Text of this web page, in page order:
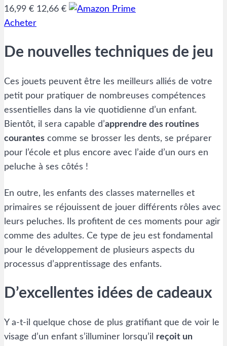
16,99 € 12,66 €
Acheter
De nouvelles techniques de jeu
Ces jouets peuvent être les meilleurs alliés de votre
petit pour pratiquer de nombreuses compétences
essentielles dans la vie quotidienne d’un enfant.
Bientôt, il sera capable d’apprendre des routines
courantes comme se brosser les dents, se préparer
pour l’école et plus encore avec l’aide d’un ours en
peluche à ses côtés !
En outre, les enfants des classes maternelles et
primaires se réjouissent de jouer différents rôles avec
leurs peluches. Ils profitent de ces moments pour agir
comme des adultes. Ce type de jeu est fondamental
pour le développement de plusieurs aspects du
processus d’apprentissage des enfants.
D’excellentes idées de cadeaux
Y a-t-il quelque chose de plus gratifiant que de voir le
visage d’un enfant s’illuminer lorsqu’il reçoit un